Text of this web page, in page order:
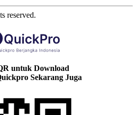
reserved.
untuk Download
Sekarang Juga